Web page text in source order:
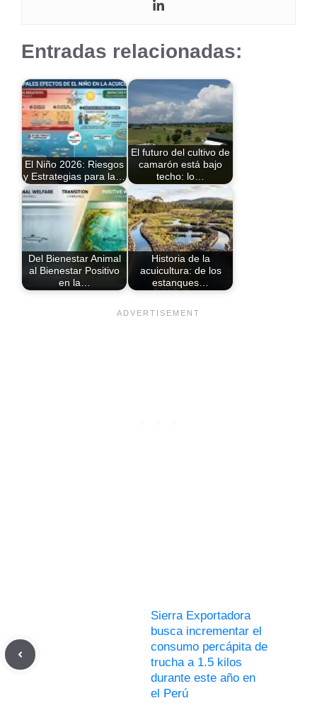
Entradas relacionadas:
El Niño 2026: Riesgos
y Estrategias para la…
El futuro del cultivo de
camarón está bajo
techo: lo…
Del Bienestar Animal
al Bienestar Positivo
en la…
Historia de la
acuicultura: de los
estanques…
Sierra Exportadora
busca incrementar el
consumo percápita de
trucha a 1.5 kilos
durante este año en
el Perú